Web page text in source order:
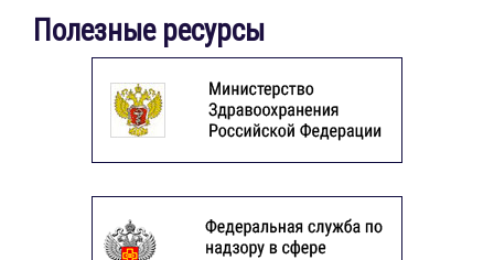
Полезные ресурсы